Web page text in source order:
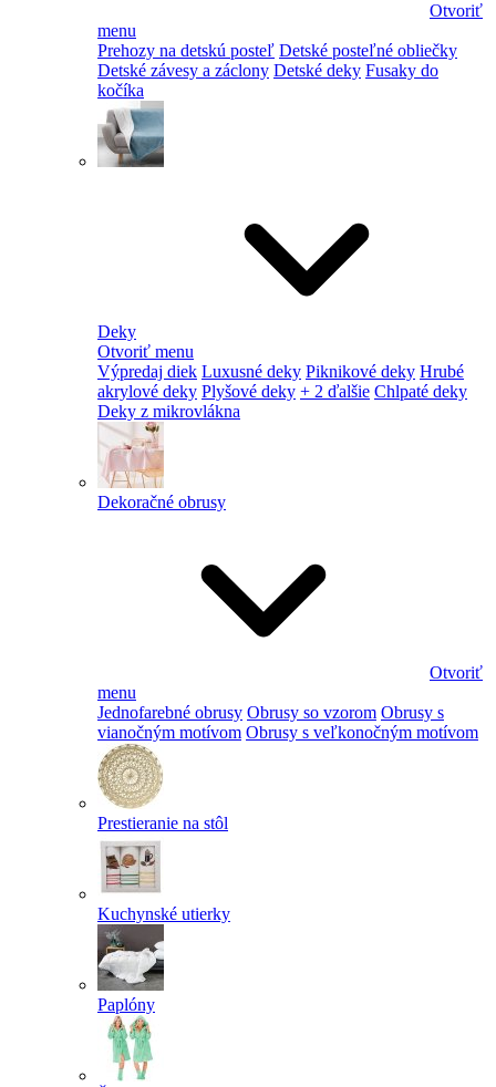
Otvoriť
menu
Prehozy na detskú posteľ Detské posteľné obliečky
Detské závesy a záclony Detské deky Fusaky do
kočíka
Deky
Otvoriť menu
Výpredaj diek Luxusné deky Piknikové deky Hrubé
akrylové deky Plyšové deky + 2 ďalšie Chlpaté deky
Deky z mikrovlákna
Dekoračné obrusy
Otvoriť
menu
Jednofarebné obrusy Obrusy so vzorom Obrusy s
vianočným motívom Obrusy s veľkonočným motívom
Prestieranie na stôl
Kuchynské utierky
Paplóny